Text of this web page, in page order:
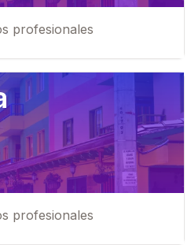
profesionales
profesionales